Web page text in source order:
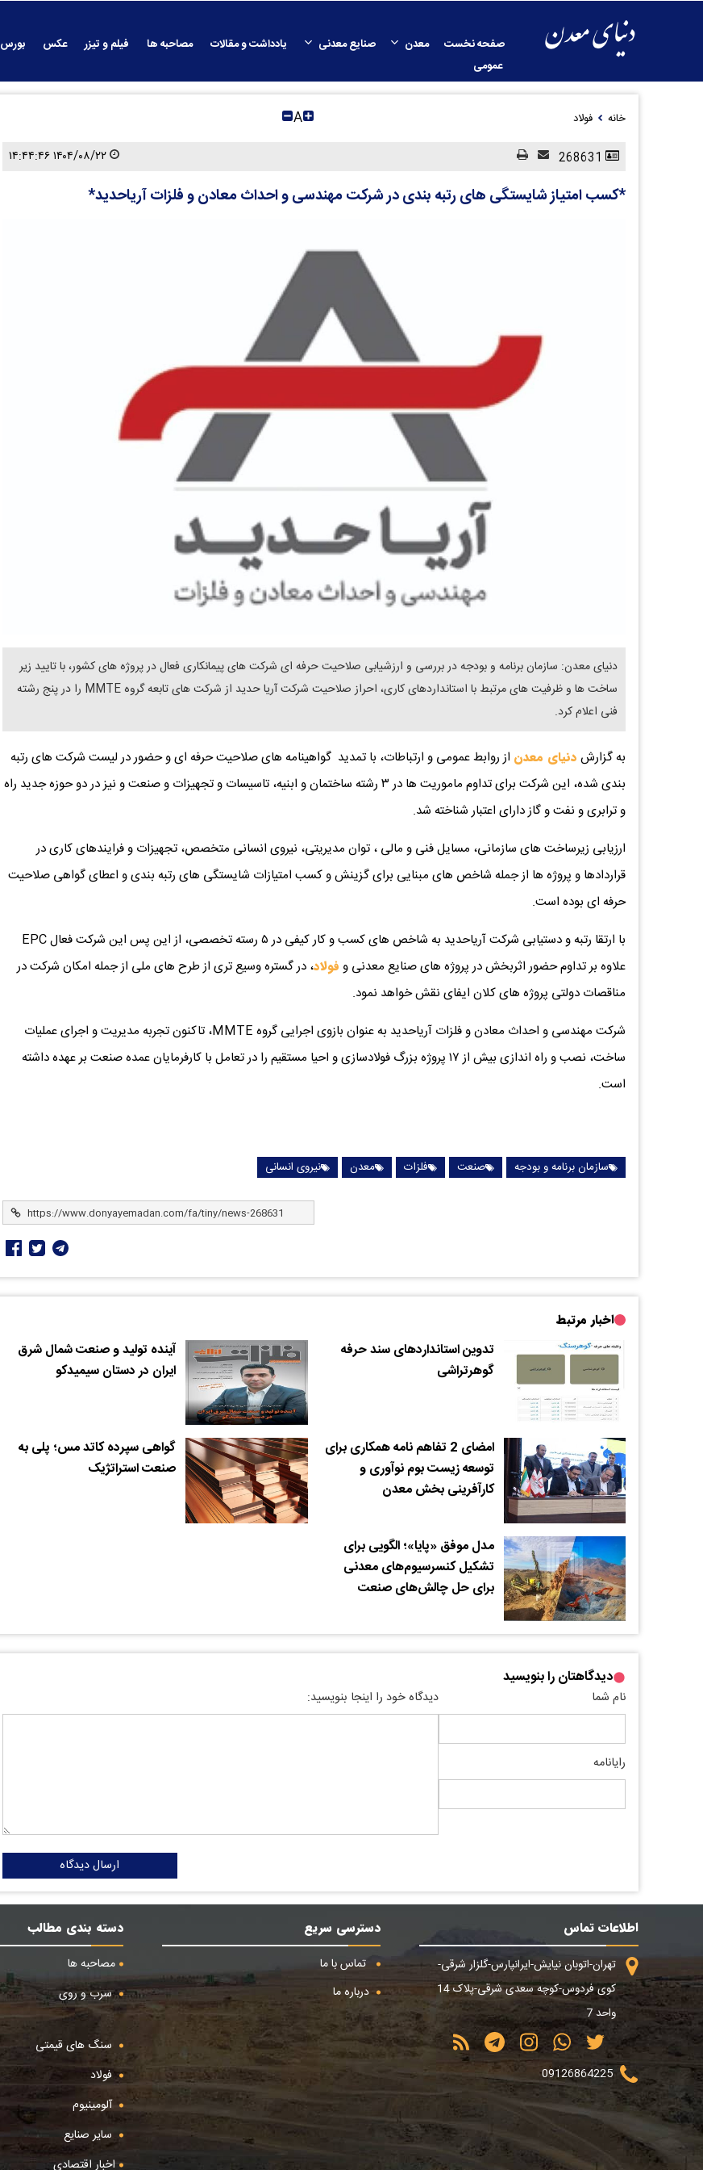
صفحه نخست معدن صنایع معدنی یادداشت و مقالات مصاحبه ها فیلم و تیزر عکس بورس
عمومی
خانه فولاد A
۱۴۰۴/۰۸/۲۲ ۱۴:۴۴:۴۶
*کسب امتیاز شایستگی های رتبه بندی در شرکت مهندسی و احداث معادن و فلزات آریاحدید*
دنیای معدن: سازمان برنامه و بودجه در بررسی و ارزشیابی صلاحیت حرفه ای شرکت های پیمانکاری فعال در پروژه های کشور، با تایید زیر
ساخت ها و ظرفیت های مرتبط با استانداردهای کاری، احراز صلاحیت شرکت آریا حدید از شرکت های تابعه گروه MMTE را در پنج رشته
فنی اعلام کرد.
به گزارش دنیای معدن از روابط عمومی و ارتباطات، با تمدید گواهینامه های صلاحیت حرفه ای و حضور در لیست شرکت های رتبه
بندی شده، این شرکت برای تداوم ماموریت ها در ۳ رشته ساختمان و ابنیه، تاسیسات و تجهیزات و صنعت و نیز در دو حوزه جدید راه
و ترابری و نفت و گاز دارای اعتبار شناخته شد.
ارزیابی زیرساخت های سازمانی، مسایل فنی و مالی ، توان مدیریتی، نیروی انسانی متخصص، تجهیزات و فرایندهای کاری در
قراردادها و پروژه ها از جمله شاخص های مبنایی برای گزینش و کسب امتیازات شایستگی های رتبه بندی و اعطای گواهی صلاحیت
حرفه ای بوده است.
با ارتقا رتبه و دستیابی شرکت آریاحدید به شاخص های کسب و کار کیفی در ۵ رسته تخصصی، از این پس این شرکت فعال EPC
علاوه بر تداوم حضور اثربخش در پروژه های صنایع معدنی و فولاد، در گستره وسیع تری از طرح های ملی از جمله امکان شرکت در
مناقصات دولتی پروژه های کلان ایفای نقش خواهد نمود.
شرکت مهندسی و احداث معادن و فلزات آریاحدید به عنوان بازوی اجرایی گروه MMTE، تاکنون تجربه مدیریت و اجرای عملیات
ساخت، نصب و راه اندازی بیش از ۱۷ پروژه بزرگ فولادسازی و احیا مستقیم را در تعامل با کارفرمایان عمده صنعت بر عهده داشته
است.
سازمان برنامه و بودجه صنعت فلزات معدن نیروی انسانی
اخبار مرتبط
تدوین استانداردهای سند حرفه
گوهرتراشی
آینده تولید و صنعت شمال شرق
ایران در دستان سیمیدکو
امضای 2 تفاهم نامه همکاری برای
توسعه زیست بوم نوآوری و
کارآفرینی بخش معدن
گواهی سپرده کاتد مس؛ پلی به
صنعت استراتژیک
مدل موفق «پایا»؛ الگویی برای
تشکیل کنسرسیوم‌های معدنی
برای حل چالش‌های صنعت
دیدگاهتان را بنویسید
نام شما
رایانامه
دیدگاه خود را اینجا بنویسید:
ارسال دیدگاه
اطلاعات تماس
تهران-اتوبان نیایش-ایرانپارس-گلزار شرقی-
کوی فردوس-کوچه سعدی شرقی-پلاک 14
واحد 7
09126864225
دسترسی سریع
تماس با ما
درباره ما
دسته بندی مطالب
مصاحبه ها
سرب و روی
سنگ های قیمتی
فولاد
آلومینیوم
سایر صنایع
اخبار اقتصادی